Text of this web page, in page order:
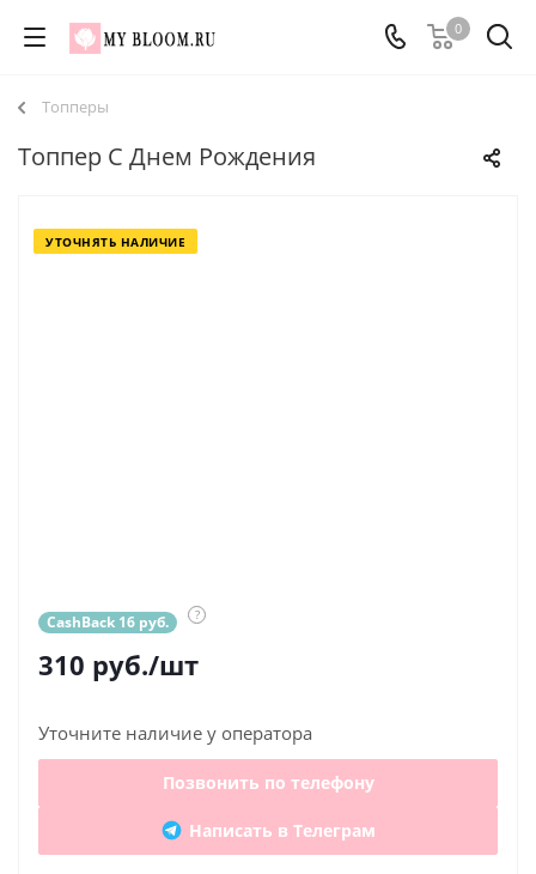
0
Топперы
Топпер С Днем Рождения
УТОЧНЯТЬ НАЛИЧИЕ
CashBack 16 руб. ?
310 руб./шт
Уточните наличие у оператора
Позвонить по телефону
Написать в Телеграм